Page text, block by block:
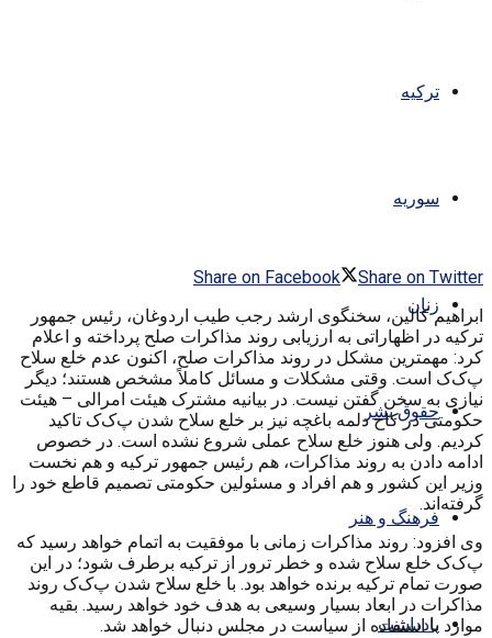
ترکیه
سوریه
زنان
حقوق بشر
فرهنگ و هنر
یادداشت
Share on Facebook
Share on Twitter
ابراهیم کالین، سخنگوی ارشد رجب طیب اردوغان، رئیس جمهور
ترکیه در اظهاراتی به ارزیابی روند مذاکرات صلح پرداخته و اعلام
کرد: مهمترین مشکل در روند مذاکرات صلح، اکنون عدم خلع سلاح
پ‌ک‌ک است. وقتی مشکلات و مسائل کاملاً مشخص هستند؛ دیگر
نیازی به سخن گفتن نیست. در بیانیه مشترک هیئت امرالی – هیئت
حکومتی در کاخ دلمه باغچه نیز بر خلع سلاح شدن پ‌ک‌ک تاکید
کردیم. ولی هنوز خلع سلاح عملی شروع نشده است. در خصوص
ادامه دادن به روند مذاکرات، هم رئیس جمهور ترکیه و هم نخست
وزیر این کشور و هم افراد و مسئولین حکومتی تصمیم قاطع خود را
گرفته‌اند.
وی افزود: روند مذاکرات زمانی با موفقیت به اتمام خواهد رسید که
پ‌ک‌ک خلع سلاح شده و خطر ترور از ترکیه برطرف شود؛ در این
صورت تمام ترکیه برنده خواهد بود. با خلع سلاح شدن پ‌ک‌ک روند
مذاکرات در ابعاد بسیار وسیعی به هدف خود خواهد رسید. بقیه
موارد با استفاده از سیاست در مجلس دنبال خواهد شد.